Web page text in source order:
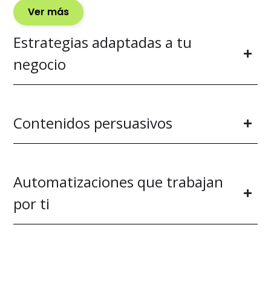
Estrategias adaptadas a tu
negocio
Contenidos persuasivos
Automatizaciones que trabajan
por ti
Ver más